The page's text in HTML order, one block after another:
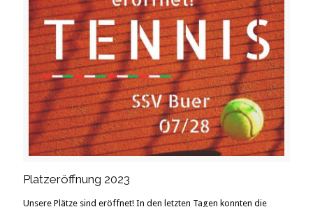
Platzeröffnung 2023
Unsere Plätze sind eröffnet! In den letzten Tagen konnten die